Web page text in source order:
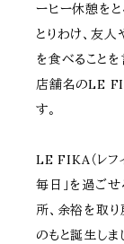
ーヒー休憩をと
とりわけ、友
を食べることを
店舗名のLE
す。
LE FIKA（レフ
毎日」を過ごせ
所、余裕を取り
のもと誕生しま